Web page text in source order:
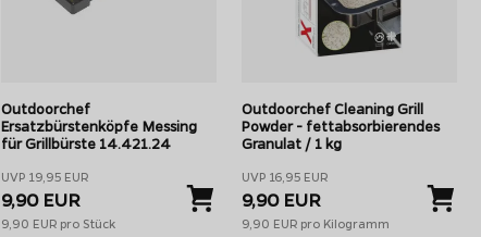
Outdoorchef
Ersatzbürstenköpfe Messing
für Grillbürste 14.421.24
UVP 19,95 EUR
9,90 EUR
9,90 EUR pro Stück
Outdoorchef Cleaning Grill
Powder - fettabsorbierendes
Granulat / 1 kg
UVP 16,95 EUR
9,90 EUR
9,90 EUR pro Kilogramm